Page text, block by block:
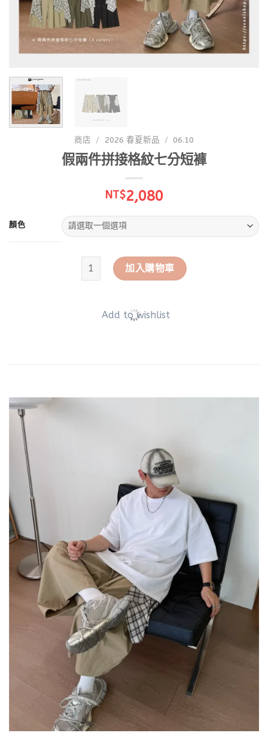
商店 / 2026 春夏新品 / 06.10
假兩件拼接格紋七分短褲
NT$2,080
顏色
假兩件拼接格紋七分短褲 數量
加入購物車
Add to wishlist